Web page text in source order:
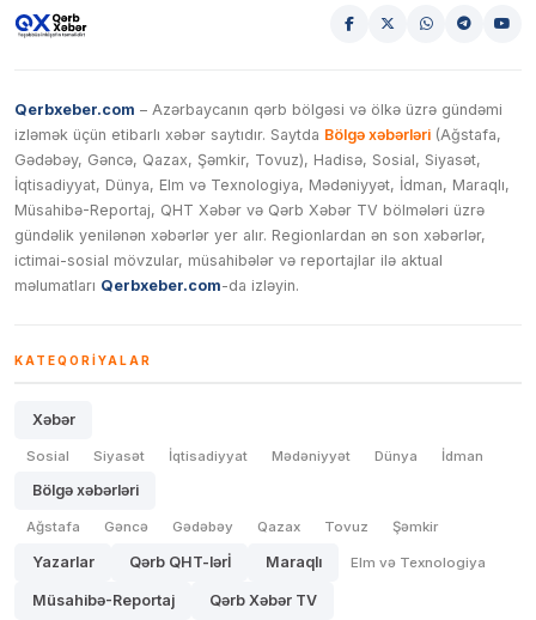
Qerbxeber.com – Azərbaycanın qərb bölgəsi və ölkə üzrə gündəmi
izləmək üçün etibarlı xəbər saytıdır. Saytda Bölgə xəbərləri (Ağstafa,
Gədəbəy, Gəncə, Qazax, Şəmkir, Tovuz), Hadisə, Sosial, Siyasət,
İqtisadiyyat, Dünya, Elm və Texnologiya, Mədəniyyət, İdman, Maraqlı,
Müsahibə-Reportaj, QHT Xəbər və Qərb Xəbər TV bölmələri üzrə
gündəlik yenilənən xəbərlər yer alır. Regionlardan ən son xəbərlər,
ictimai-sosial mövzular, müsahibələr və reportajlar ilə aktual
məlumatları Qerbxeber.com-da izləyin.
KATEQORIYALAR
Xəbər
Sosial Siyasət İqtisadiyyat Mədəniyyət Dünya İdman
Bölgə xəbərləri
Ağstafa Gəncə Gədəbəy Qazax Tovuz Şəmkir
Yazarlar Qərb QHT-lərİ Maraqlı Elm və Texnologiya
Müsahibə-Reportaj Qərb Xəbər TV